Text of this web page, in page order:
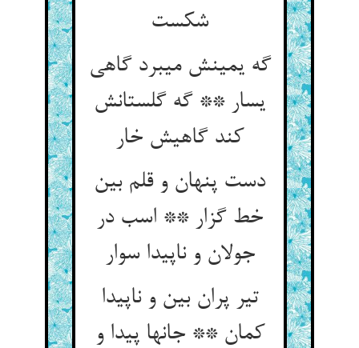
شکست‏
گه یمینش می‏برد گاهی
یسار ** گه گلستانش
کند گاهیش خار
دست پنهان و قلم بین
خط گزار ** اسب در
جولان و ناپیدا سوار
تیر پران بین و ناپیدا
کمان ** جانها پیدا و